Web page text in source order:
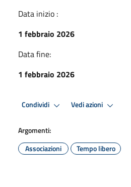
Data inizio :
1 febbraio 2026
Data fine:
1 febbraio 2026
Condividi Vedi azioni
Argomenti:
Associazioni
Tempo libero